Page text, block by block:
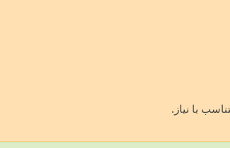
با نیاز.